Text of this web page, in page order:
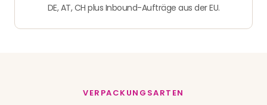
DE, AT, CH plus Inbound-Aufträge aus der EU.
VERPACKUNGSARTEN